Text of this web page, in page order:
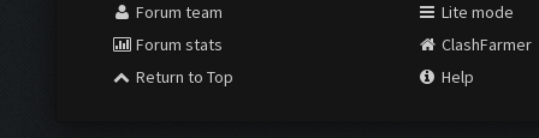
Forum team
Forum stats
Return to Top
Lite mode
ClashFarmer
Help